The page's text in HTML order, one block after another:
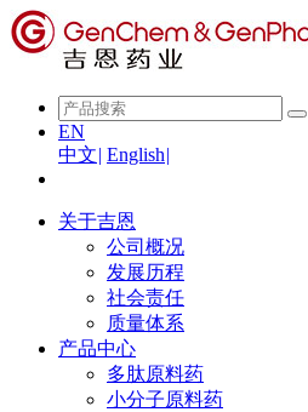
EN
中文| English|
关于吉恩
公司概况
发展历程
社会责任
质量体系
产品中心
多肽原料药
小分子原料药